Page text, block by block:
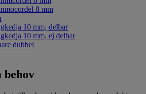
8 mm
10 mm, delbar
10 mm, ej delbar
dubbel
behov